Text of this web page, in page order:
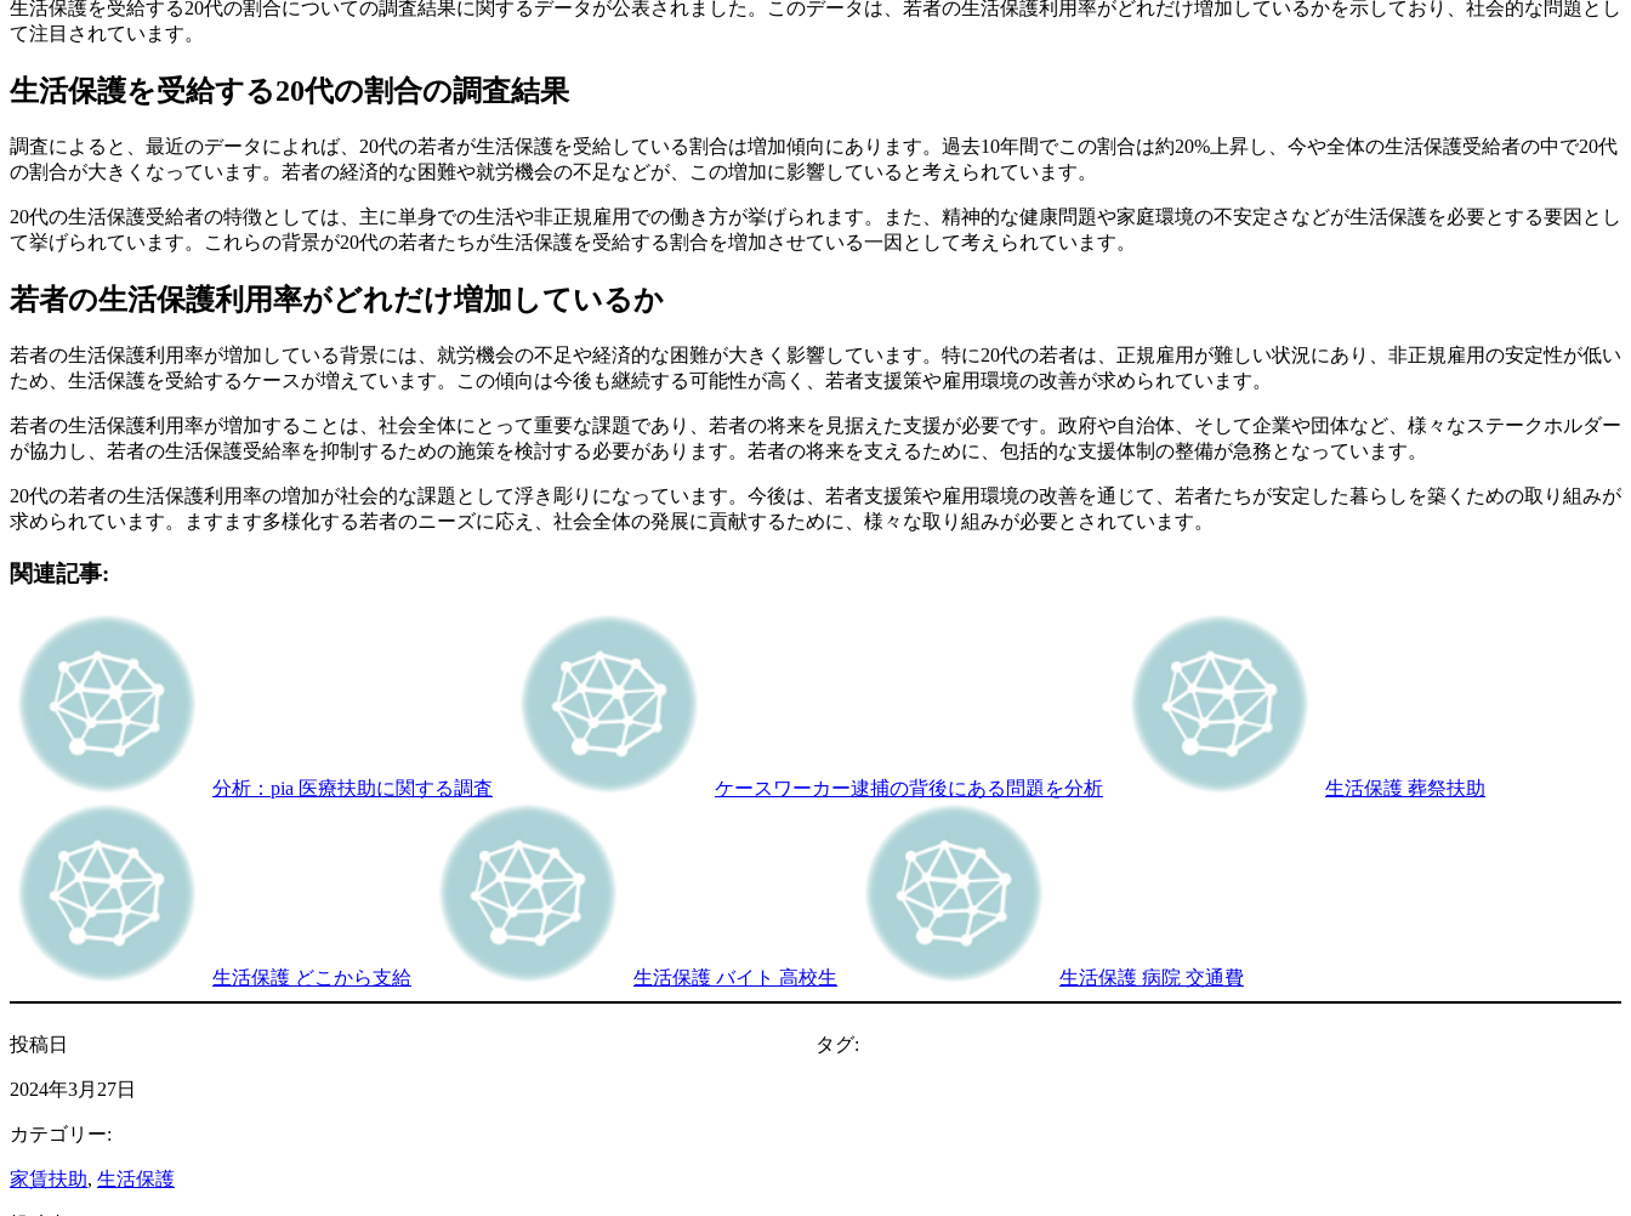
生活保護を受給する20代の割合についての調査結果に関するデータが公表されました。このデータは、若者の生活保護利用率がどれだけ増加しているかを示しており、社会的な問題とし
て注目されています。
生活保護を受給する20代の割合の調査結果
調査によると、最近のデータによれば、20代の若者が生活保護を受給している割合は増加傾向にあります。過去10年間でこの割合は約20%上昇し、今や全体の生活保護受給者の中で20代
の割合が大きくなっています。若者の経済的な困難や就労機会の不足などが、この増加に影響していると考えられています。
20代の生活保護受給者の特徴としては、主に単身での生活や非正規雇用での働き方が挙げられます。また、精神的な健康問題や家庭環境の不安定さなどが生活保護を必要とする要因とし
て挙げられています。これらの背景が20代の若者たちが生活保護を受給する割合を増加させている一因として考えられています。
若者の生活保護利用率がどれだけ増加しているか
若者の生活保護利用率が増加している背景には、就労機会の不足や経済的な困難が大きく影響しています。特に20代の若者は、正規雇用が難しい状況にあり、非正規雇用の安定性が低い
ため、生活保護を受給するケースが増えています。この傾向は今後も継続する可能性が高く、若者支援策や雇用環境の改善が求められています。
若者の生活保護利用率が増加することは、社会全体にとって重要な課題であり、若者の将来を見据えた支援が必要です。政府や自治体、そして企業や団体など、様々なステークホルダー
が協力し、若者の生活保護受給率を抑制するための施策を検討する必要があります。若者の将来を支えるために、包括的な支援体制の整備が急務となっています。
20代の若者の生活保護利用率の増加が社会的な課題として浮き彫りになっています。今後は、若者支援策や雇用環境の改善を通じて、若者たちが安定した暮らしを築くための取り組みが
求められています。ますます多様化する若者のニーズに応え、社会全体の発展に貢献するために、様々な取り組みが必要とされています。
関連記事:
分析：pia 医療扶助に関する調査 ケースワーカー逮捕の背後にある問題を分析 生活保護 葬祭扶助
生活保護 どこから支給 生活保護 バイト 高校生 生活保護 病院 交通費
投稿日
2024年3月27日
カテゴリー:
家賃扶助, 生活保護
タグ: